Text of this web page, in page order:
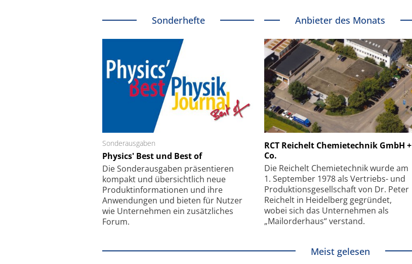
Sonderhefte
Sonderausgaben
Physics' Best und Best of
Die Sonder­ausgaben präsentieren
kompakt und übersichtlich neue
Produkt­informationen und ihre
Anwendungen und bieten für Nutzer
wie Unternehmen ein zusätzliches
Forum.
Anbieter des Monats
RCT Reichelt Chemietechnik GmbH +
Co.
Die Reichelt Chemietechnik wurde am
1. September 1978 als Vertriebs- und
Produktionsgesellschaft von Dr. Peter
Reichelt in Heidelberg gegründet,
wobei sich das Unternehmen als
„Mailorderhaus“ verstand.
Faserkoppler mit Super-
Feinfokussierungsmechanismus
SmarAct GmbH
kleinstem Raum
Meist gelesen